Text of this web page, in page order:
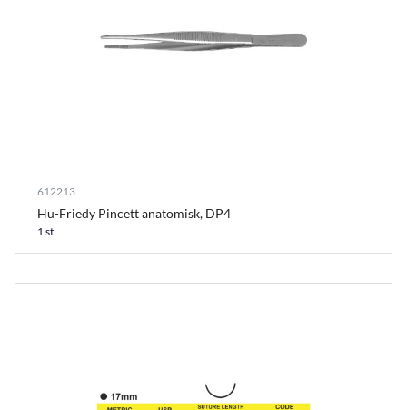
612213
Hu-Friedy Pincett anatomisk, DP4
1 st